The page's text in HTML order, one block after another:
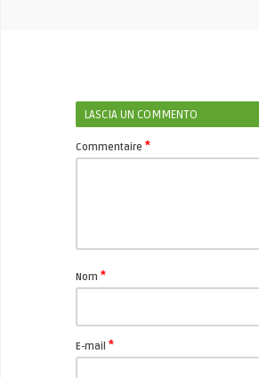
LASCIA UN COMMENTO
Commentaire *
Nom *
E-mail *